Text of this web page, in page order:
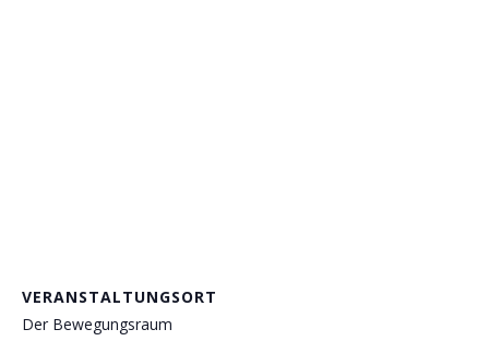
VERANSTALTUNGSORT
Der Bewegungsraum